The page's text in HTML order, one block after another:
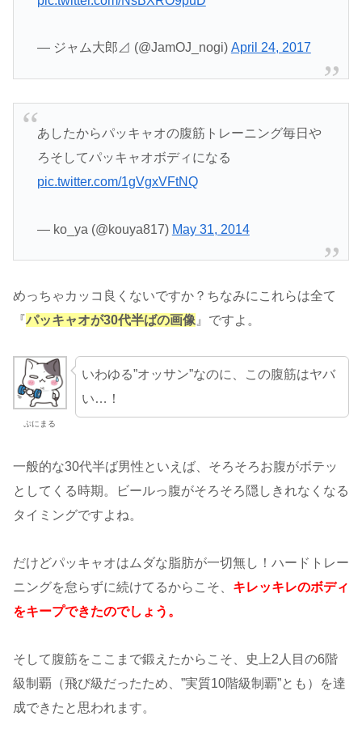
— ジャム大郎⊿ (@JamOJ_nogi) April 24, 2017
あしたからパッキャオの腹筋トレーニング毎日や
ろそしてパッキャオボディになる
pic.twitter.com/1gVgxVFtNQ
— ko_ya (@kouya817) May 31, 2014
めっちゃカッコ良くないですか？ちなみにこれらは全て
『パッキャオが30代半ばの画像 』ですよ。
ぷにまる
いわゆる”オッサン”なのに、この腹筋はヤバ
い…！
一般的な30代半ば男性といえば、そろそろお腹がボテッ
としてくる時期。ビールっ腹がそろそろ隠しきれなくなる
タイミングですよね。
だけどパッキャオはムダな脂肪が一切無し！ハードトレー
ニングを怠らずに続けてるからこそ、 キレッキレのボディ
をキープできたのでしょう。
そして腹筋をここまで鍛えたからこそ、史上2人目の6階
級制覇（飛び級だったため、”実質10階級制覇”とも）を達
成できたと思われます。